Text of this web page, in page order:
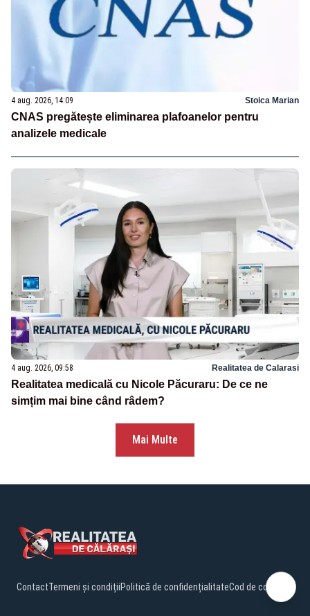
4 aug. 2026, 14:09 Stoica Marian
CNAS pregătește eliminarea plafoanelor pentru
analizele medicale
4 aug. 2026, 09:58 Realitatea de Calarasi
Realitatea medicală cu Nicole Păcuraru: De ce ne
simțim mai bine când râdem?
Mai Multe
ContactTermeni și condițiiPolitică de confidențialitateCod de conduită